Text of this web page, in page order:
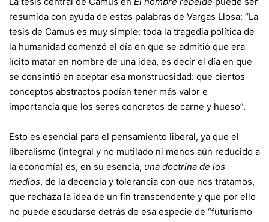
resumida con ayuda de estas palabras de Vargas Llosa: “La
tesis de Camus es muy simple: toda la tragedia política de
la humanidad comenzó el día en que se admitió que era
lícito matar en nombre de una idea, es decir el día en que
se consintió en aceptar esa monstruosidad: que ciertos
conceptos abstractos podían tener más valor e
importancia que los seres concretos de carne y hueso”.
Esto es esencial para el pensamiento liberal, ya que el
liberalismo (integral y no mutilado ni menos aún reducido a
la economía) es, en su esencia, una doctrina de los
medios, de la decencia y tolerancia con que nos tratamos,
que rechaza la idea de un fin transcendente y que por ello
no puede escudarse detrás de esa especie de “futurismo